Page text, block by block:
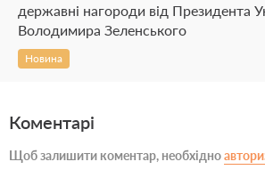
державні нагороди від Президента
Володимира Зеленського
Новина
Коментарі
Щоб залишити коментар, необхідно